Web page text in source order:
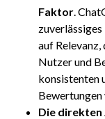
Faktor.
auf
Nutzer und
konsistenten
Die direkten